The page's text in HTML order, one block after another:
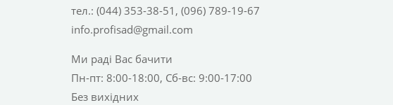
тел.: (044) 353-38-51, (096) 789-19-67
info.profisad@gmail.com
Ми раді Вас бачити
Пн-пт: 8:00-18:00, Сб-вс: 9:00-17:00
Без вихідних